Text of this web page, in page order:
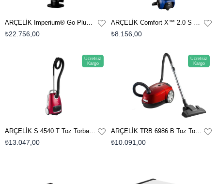
₺22.756,00 ₺8.156,00
ARÇELİK S 4540 T Toz Torbalı Toz Torbalı Süpürge
₺13.047,00
Ücretsiz
Kargo
ARÇELİK TRB 6986 B Toz Torbalı Süpürge
₺10.091,00
Ücretsiz
Kargo